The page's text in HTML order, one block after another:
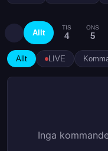
Allt
TIS
4
ONS
5
Allt LIVE
Inga